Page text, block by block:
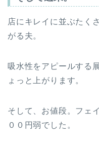
店にキレイに並ぶたく
がる夫。
吸水性をアピールする
ょっと上がります。
そして、お値段。フェ
００円弱でした。